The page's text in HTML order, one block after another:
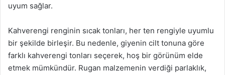
uyum sağlar.
Kahverengi renginin sıcak tonları, her ten rengiyle uyumlu
bir şekilde birleşir. Bu nedenle, giyenin cilt tonuna göre
farklı kahverengi tonları seçerek, hoş bir görünüm elde
etmek mümkündür. Rugan malzemenin verdiği parlaklık,